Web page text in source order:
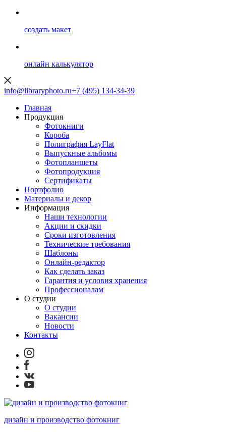
создать макет
онлайн калькулятор
info@libraryphoto.ru+7 (495) 134-34-39
Главная
Продукция
Фотокниги
Короба
Полиграфия LayFlat
Выпускные альбомы
Фотопланшеты
Фотопродукция
Сертификаты
Портфолио
Материалы и декор
Информация
Наши технологии
Акции и скидки
Сроки изготовления
Технические требования
Шаблоны
Онлайн-редактор
Как сделать заказ
Гарантия и условия хранения
Профессионалам
О студии
О студии
Вакансии
Новости
Контакты
дизайн и производство фотокниг